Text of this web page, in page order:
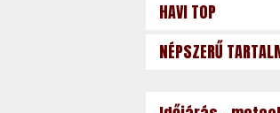
HAVI TOP
NÉPSZERŰ